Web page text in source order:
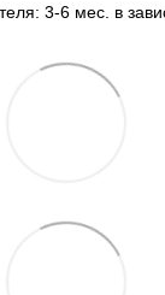
3-6 мес. в